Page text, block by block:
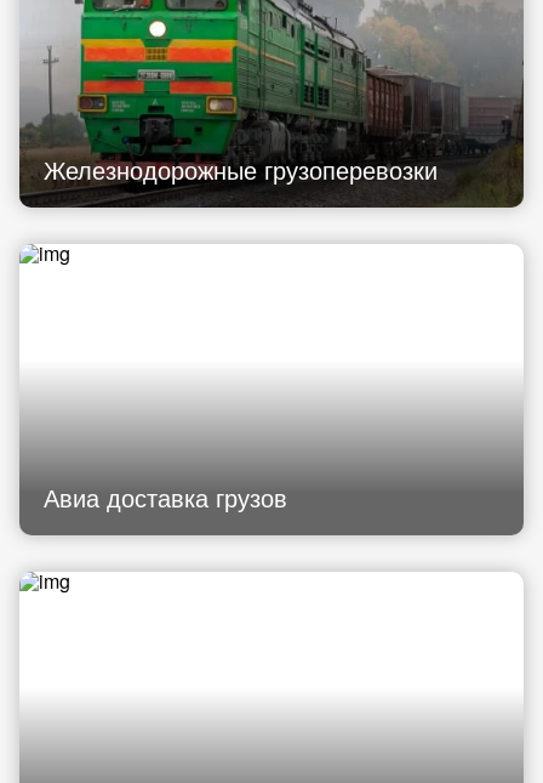
Железнодорожные грузоперевозки
Авиа доставка грузов